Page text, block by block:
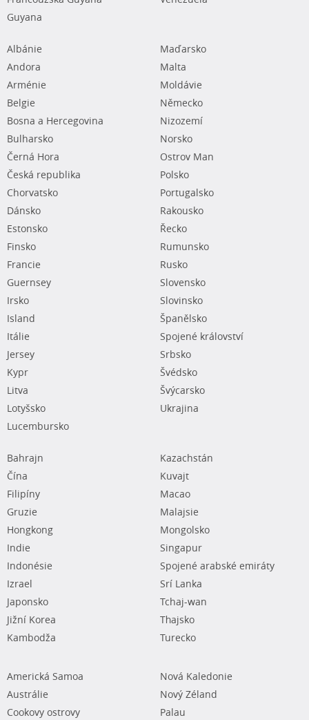
Guyana
Albánie
Andora
Arménie
Belgie
Bosna a Hercegovina
Bulharsko
Černá Hora
Česká republika
Chorvatsko
Dánsko
Estonsko
Finsko
Francie
Guernsey
Irsko
Island
Itálie
Jersey
Kypr
Litva
Lotyšsko
Lucembursko
Maďarsko
Malta
Moldávie
Německo
Nizozemí
Norsko
Ostrov Man
Polsko
Portugalsko
Rakousko
Řecko
Rumunsko
Rusko
Slovensko
Slovinsko
Španělsko
Spojené království
Srbsko
Švédsko
Švýcarsko
Ukrajina
Bahrajn
Čína
Filipíny
Gruzie
Hongkong
Indie
Indonésie
Izrael
Japonsko
Jižní Korea
Kambodža
Kazachstán
Kuvajt
Macao
Malajsie
Mongolsko
Singapur
Spojené arabské emiráty
Srí Lanka
Tchaj-wan
Thajsko
Turecko
Americká Samoa
Austrálie
Cookovy ostrovy
Nová Kaledonie
Nový Zéland
Palau